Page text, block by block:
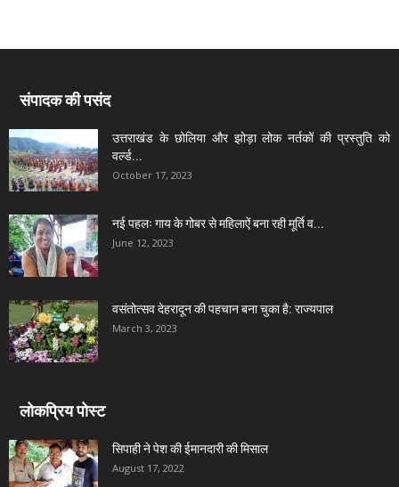
संपादक की पसंद
उत्तराखंड के छोलिया और झोड़ा लोक नर्तकों की प्रस्तुति को
वर्ल्ड...
October 17, 2023
नई पहलः गाय के गोबर से महिलाऐं बना रही मूर्ति व...
June 12, 2023
वसंतोत्सव देहरादून की पहचान बना चुका है: राज्यपाल
March 3, 2023
लोकप्रिय पोस्ट
सिपाही ने पेश की ईमानदारी की मिसाल
August 17, 2022